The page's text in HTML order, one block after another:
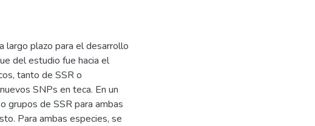
largo plazo para el desarrollo
del estudio fue hacia el
tanto de SSR o
SNPs en teca. En un
grupos de SSR para ambas
Para ambas especies, se